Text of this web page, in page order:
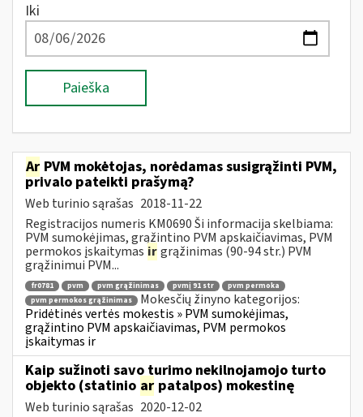
Iki
Paieška
Ar PVM mokėtojas, norėdamas susigrąžinti PVM,
privalo pateikti prašymą?
Web turinio sąrašas 2018-11-22
Registracijos numeris KM0690 Ši informacija skelbiama:
PVM sumokėjimas, grąžintino PVM apskaičiavimas, PVM
permokos įskaitymas irgrąžinimas (90-94 str.) PVM
grąžinimui PVM...
fr0781 pvm pvm grąžinimas pvmį 91 str
pvm permoka
pvm permokos grąžinimas
Mokesčių žinyno kategorijos:
Pridėtinės vertės mokestis » PVM sumokėjimas,
grąžintino PVM apskaičiavimas, PVM permokos
įskaitymas ir
Kaip sužinoti savo turimo nekilnojamojo turto
objekto (statinio ar patalpos) mokestinę
Web turinio sąrašas 2020-12-02